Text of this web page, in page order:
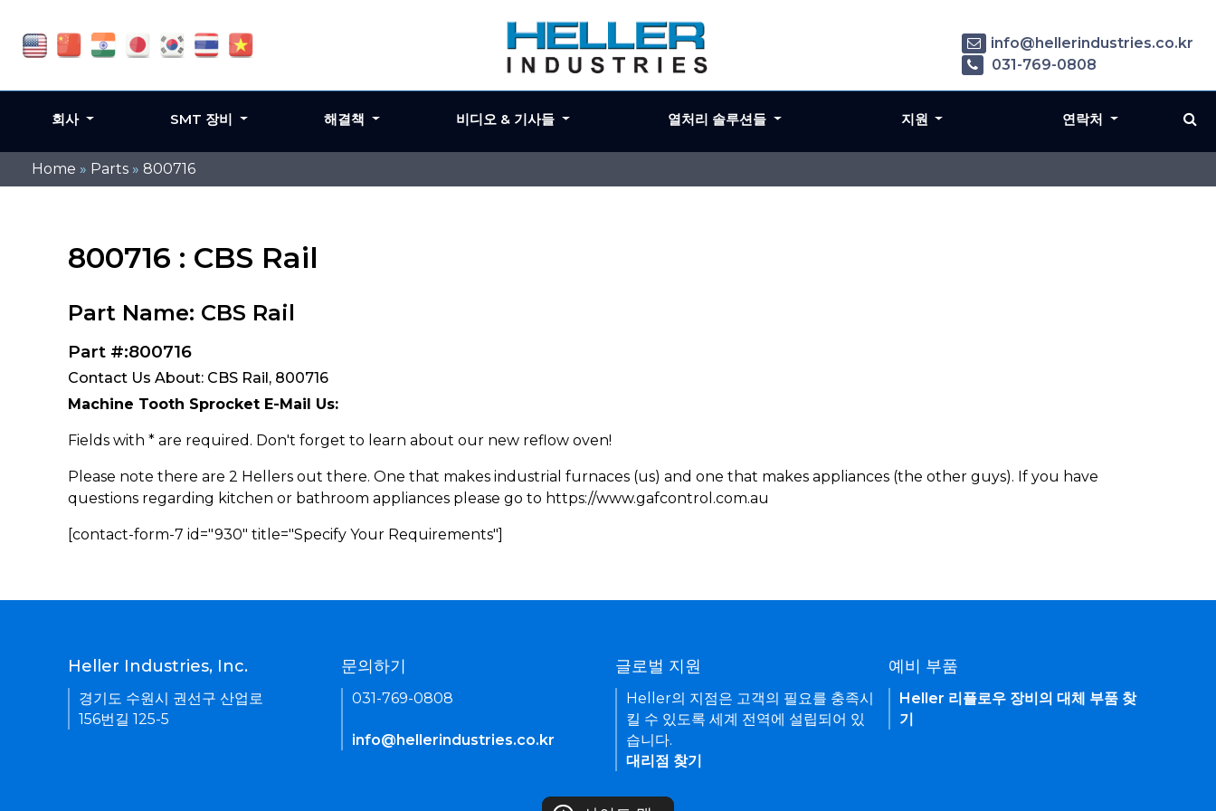
Home » Parts » 800716
800716 : CBS Rail
Part Name: CBS Rail
Part #:800716
Contact Us About: CBS Rail, 800716
Machine Tooth Sprocket E-Mail Us:
Fields with * are required. Don't forget to learn about our new reflow oven!
Please note there are 2 Hellers out there. One that makes industrial furnaces (us) and one that makes appliances (the other guys). If you have
questions regarding kitchen or bathroom appliances please go to https://www.gafcontrol.com.au
[contact-form-7 id="930" title="Specify Your Requirements"]
info@hellerindustries.co.kr
031-769-0808
회사 SMT 장비 해결책 비디오 & 기사들 열처리 솔루션들 지원 연락처
Heller Industries, Inc.
경기도 수원시 권선구 산업로
156번길 125-5
문의하기
031-769-0808
info@hellerindustries.co.kr
글로벌 지원
Heller의 지점은 고객의 필요를 충족시
킬 수 있도록 세계 전역에 설립되어 있
습니다.
대리점 찾기
예비 부품
Heller 리플로우 장비의 대체 부품 찾
기